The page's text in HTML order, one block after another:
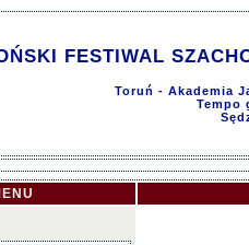
FESTIWAL
Toruń - Akademia
Tempo